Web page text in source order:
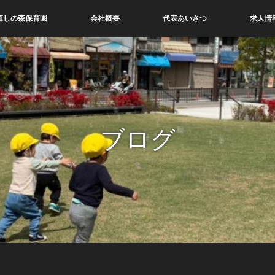
しの森保育園 会社概要 代表あいさつ 求人情
ブログ